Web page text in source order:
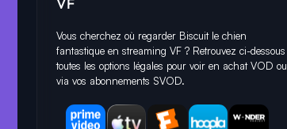
S O
Vous cherchez où regarder Biscuit le chien
fantastique en streaming VF ? Retrouvez ci-dessous
toutes les options légales pour voir en achat VOD ou
via vos abonnements SVOD.